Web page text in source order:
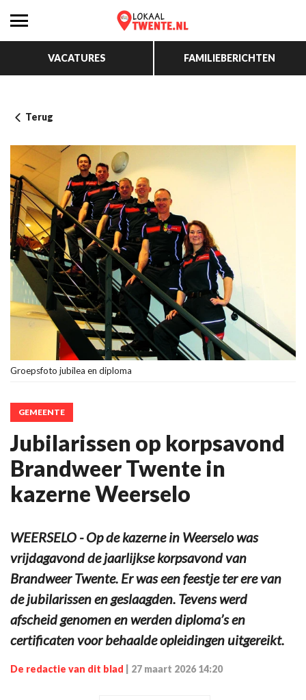
VACATURES FAMILIEBERICHTEN
Terug
Groepsfoto jubilea en diploma
GEMEENTE
Jubilarissen op korpsavond
Brandweer Twente in
kazerne Weerselo
WEERSELO - Op de kazerne in Weerselo was
vrijdagavond de jaarlijkse korpsavond van
Brandweer Twente. Er was een feestje ter ere van
de jubilarissen en geslaagden. Tevens werd
afscheid genomen en werden diploma’s en
certificaten voor behaalde opleidingen uitgereikt.
De redactie van dit blad 27 maart 2026 14:20